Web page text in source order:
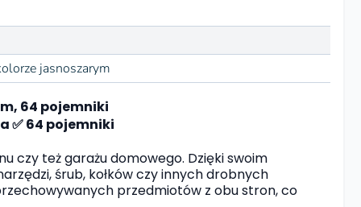
jasnoszarym
64 pojemniki
✅ 64 pojemniki
czy też garażu domowego. Dzięki swoim
śrub, kołków czy innych drobnych
przedmiotów z obu stron, co